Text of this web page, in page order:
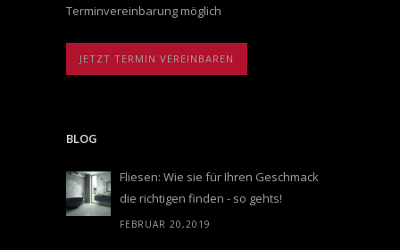
Terminvereinbarung möglich
JETZT TERMIN VEREINBAREN
BLOG
Fliesen: Wie sie für Ihren Geschmack
die richtigen finden - so gehts!
FEBRUAR 20,2019